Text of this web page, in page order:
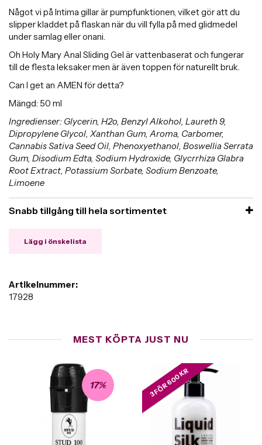
Något vi på Intima gillar är pumpfunktionen, vilket gör att du
slipper kladdet på flaskan när du vill fylla på med glidmedel
under samlag eller onani.
Oh Holy Mary Anal Sliding Gel är vattenbaserat och fungerar
till de flesta leksaker men är även toppen för naturellt bruk.
Can I get an AMEN för detta?
Mängd: 50 ml
Ingredienser: Glycerin, H2o, Benzyl Alkohol, Laureth 9,
Dipropylene Glycol, Xanthan Gum, Aroma, Carbomer,
Cannabis Sativa Seed Oil, Phenoxyethanol, Boswellia Serrata
Gum, Disodium Edta, Sodium Hydroxide, Glycrrhiza Glabra
Root Extract, Potassium Sorbate, Sodium Benzoate,
Limoene
Snabb tillgång till hela sortimentet
Lägg i önskelista
Artikelnummer:
17928
MEST KÖPTA JUST NU
17% 3 FÖR 600 KR